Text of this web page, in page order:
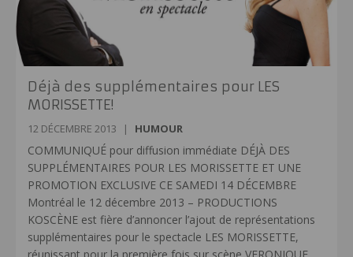
Déjà des supplémentaires pour LES
MORISSETTE!
12 DÉCEMBRE 2013 | HUMOUR
COMMUNIQUÉ pour diffusion immédiate DÉJÀ DES
SUPPLÉMENTAIRES POUR LES MORISSETTE ET UNE
PROMOTION EXCLUSIVE CE SAMEDI 14 DÉCEMBRE
Montréal le 12 décembre 2013 – PRODUCTIONS
KOSCÈNE est fière d’annoncer l’ajout de représentations
supplémentaires pour le spectacle LES MORISSETTE,